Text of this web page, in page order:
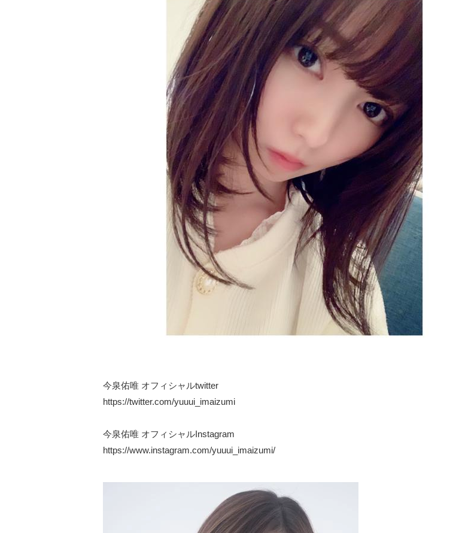
今泉佑唯 オフィシャルtwitter
https://twitter.com/yuuui_imaizumi
今泉佑唯 オフィシャルInstagram
https://www.instagram.com/yuuui_imaizumi/